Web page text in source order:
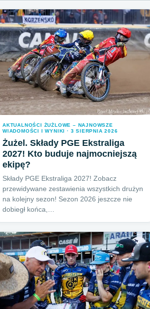
AKTUALNOŚCI ŻUŻLOWE – NAJNOWSZE
WIADOMOŚCI I WYNIKI · 3 SIERPNIA 2026
Żużel. Składy PGE Ekstraliga
2027! Kto buduje najmocniejszą
ekipę?
Składy PGE Ekstraliga 2027! Zobacz
przewidywane zestawienia wszystkich drużyn
na kolejny sezon! Sezon 2026 jeszcze nie
dobiegł końca,…